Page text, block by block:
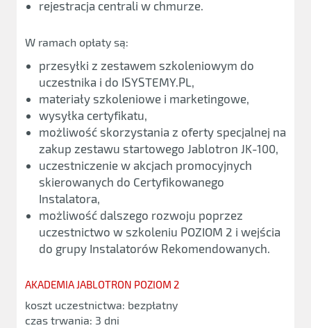
rejestracja centrali w chmurze.
W ramach opłaty są:
przesyłki z zestawem szkoleniowym do
uczestnika i do ISYSTEMY.PL,
materiały szkoleniowe i marketingowe,
wysyłka certyfikatu,
możliwość skorzystania z oferty specjalnej na
zakup zestawu startowego Jablotron JK-100,
uczestniczenie w akcjach promocyjnych
skierowanych do Certyfikowanego
Instalatora,
możliwość dalszego rozwoju poprzez
uczestnictwo w szkoleniu POZIOM 2 i wejścia
do grupy Instalatorów Rekomendowanych.
AKADEMIA JABLOTRON POZIOM 2
koszt uczestnictwa: bezpłatny
czas trwania: 3 dni